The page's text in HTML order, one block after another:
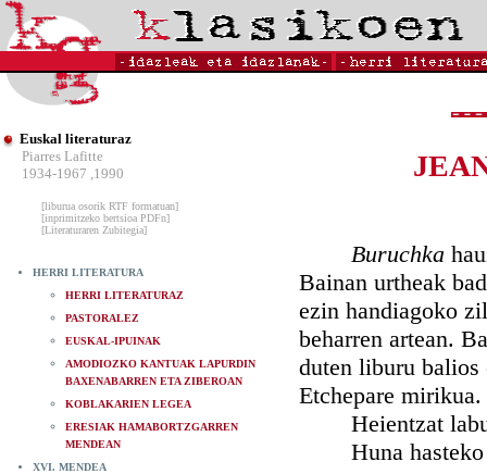
Euskal literaturaz
Piarres Lafitte
1934-1967 ,1990
[liburua osorik RTF formatuan]
[inprimitzeko bertsioa PDFn]
[Literaturaren Zubitegia]
HERRI LITERATURA
HERRI LITERATURAZ
PASTORALEZ
EUSKAL-IPUINAK
AMODIOZKO KANTUAK LAPURDIN
BAXENABARREN ETA ZIBEROAN
KOBLAKARIEN LEGEA
ERESIAK HAMABORTZGARREN
MENDEAN
XVI. MENDEA
Buruchka
Bainan urtheak
ezin handiagoko
beharren artean.
duten liburu balios
Etchepare mirikua.
Heientzat
Huna hasteko